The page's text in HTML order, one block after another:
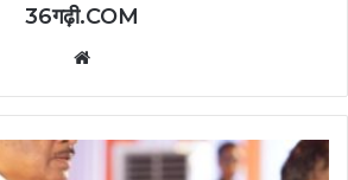
36गढ़ी.COM